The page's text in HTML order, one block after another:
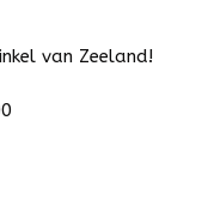
van Zeeland!